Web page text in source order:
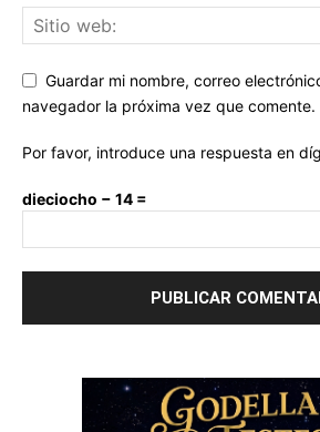
Guardar mi nombre, correo
navegador la próxima vez que comente.
Por favor, introduce una respuesta en
dieciocho − 14 =